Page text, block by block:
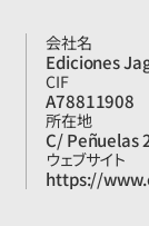
会社名
Ediciones
CIF
A78811908
所在地
C/ Peñuelas
ウェブサイト
https://